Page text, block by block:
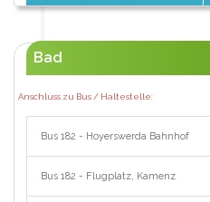
Bad
Anschluss zu Bus / Haltestelle:
Bus 182 - Hoyerswerda Bahnhof
Bus 182 - Flugplatz, Kamenz